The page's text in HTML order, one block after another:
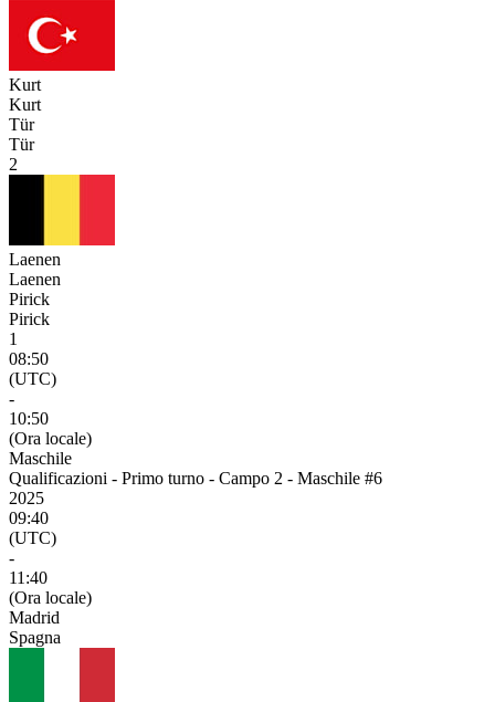
Kurt
Kurt
Tür
Tür
2
Laenen
Laenen
Pirick
Pirick
1
08:50
(UTC)
-
10:50
(Ora locale)
Maschile
Qualificazioni - Primo turno - Campo 2 - Maschile #6
2025
09:40
(UTC)
-
11:40
(Ora locale)
Madrid
Spagna